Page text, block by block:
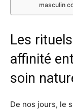
masculin
Les
affinité
soin
De nos jours, le